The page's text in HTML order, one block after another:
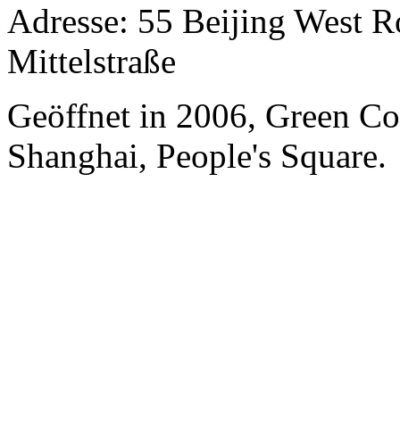
Adresse: 55 Beijing West
Mittelstraße
Geöffnet in 2006, Green
Shanghai, People's Square.